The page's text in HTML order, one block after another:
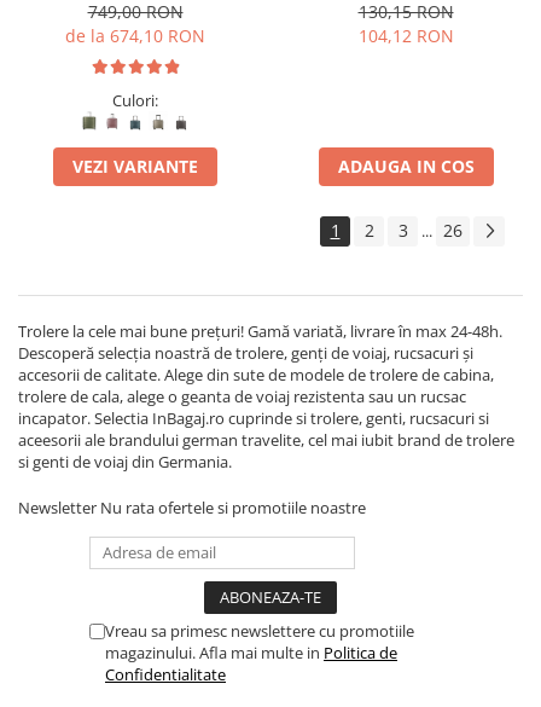
spinner 77 x 51 x 30 cm - L
749,00 RON
de la 674,10 RON
Culori:
VEZI VARIANTE
NEGRU / ALBASTRU
130,15 RON
104,12 RON
ADAUGA IN COS
1 2 3 ... 26
Trolere la cele mai bune prețuri! Gamă variată, livrare în max 24-48h.
Descoperă selecția noastră de trolere, genți de voiaj, rucsacuri și
accesorii de calitate. Alege din sute de modele de trolere de cabina,
trolere de cala, alege o geanta de voiaj rezistenta sau un rucsac
incapator. Selectia InBagaj.ro cuprinde si trolere, genti, rucsacuri si
aceesorii ale brandului german travelite, cel mai iubit brand de trolere
si genti de voiaj din Germania.
Newsletter Nu rata ofertele si promotiile noastre
Vreau sa primesc newslettere cu promotiile
magazinului. Afla mai multe in Politica de
Confidentialitate